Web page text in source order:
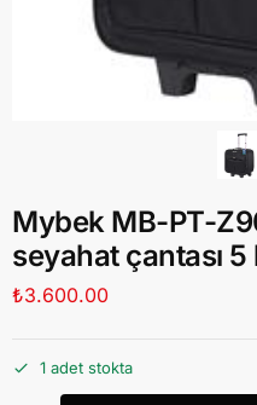
Mybek MB-PT-
seyahat çantası
₺3.600.00
1 adet stokta